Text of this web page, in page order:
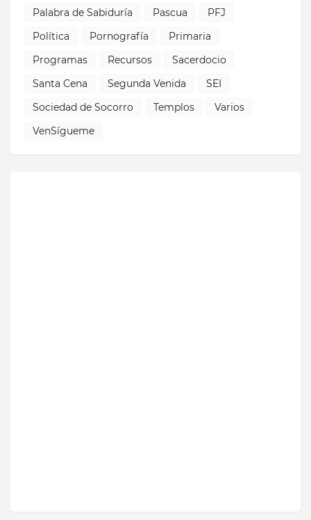
Palabra de Sabiduría
Pascua
PFJ
Política
Pornografía
Primaria
Programas
Recursos
Sacerdocio
Santa Cena
Segunda Venida
SEI
Sociedad de Socorro
Templos
Varios
VenSígueme